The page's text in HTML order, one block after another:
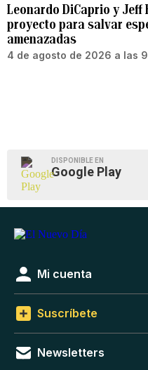
Leonardo DiCaprio y Jeff
proyecto para salvar
amenazadas
4 de agosto de 2026 a las
DISPONIBLE EN
Google Play
Mi cuenta
Suscríbete
Newsletters